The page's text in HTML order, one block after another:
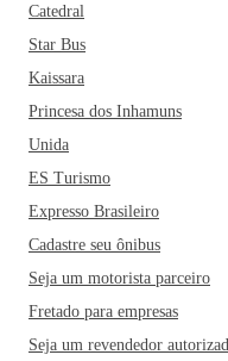
Catedral
Star Bus
Kaissara
Princesa dos Inhamuns
Unida
ES Turismo
Expresso Brasileiro
Cadastre seu ônibus
Seja um motorista parceiro
Fretado para empresas
Seja um revendedor